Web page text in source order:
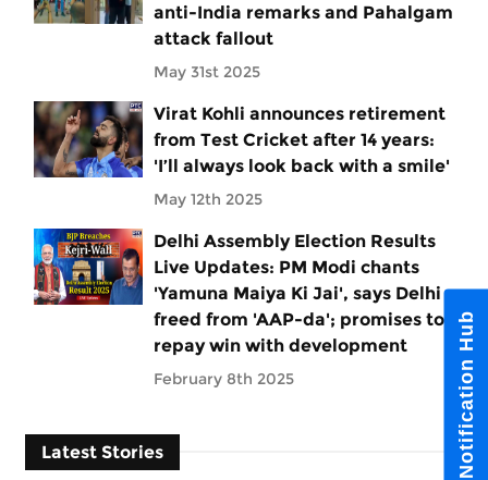
anti-India remarks and Pahalgam
attack fallout
May 31st 2025
Virat Kohli announces retirement
from Test Cricket after 14 years:
'I’ll always look back with a smile'
May 12th 2025
Delhi Assembly Election Results
Live Updates: PM Modi chants
'Yamuna Maiya Ki Jai', says Delhi
freed from 'AAP-da'; promises to
repay win with development
February 8th 2025
Latest Stories Notification Hub